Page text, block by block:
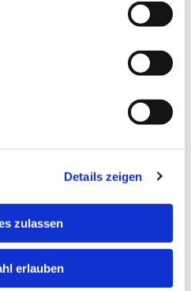
Details zeigen
zulassen
erlauben